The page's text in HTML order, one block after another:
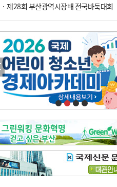
서산 간월암
한 손 뉴스[전체보기]
오늘의 날씨-[전체보기]
오늘의 날씨- 2026년 8월 6일
오늘의 날씨- 2026년 8월 5일
우리 결혼해요-[전체보기]
우리 결혼해요- 김홍윤·정세빈 커플
· 제28회 부산광역시장배 전국바둑대회